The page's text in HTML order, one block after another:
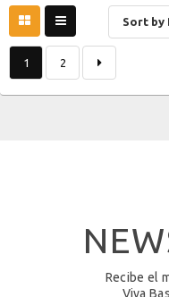
Sort by
1 2
Recibe el
Viva